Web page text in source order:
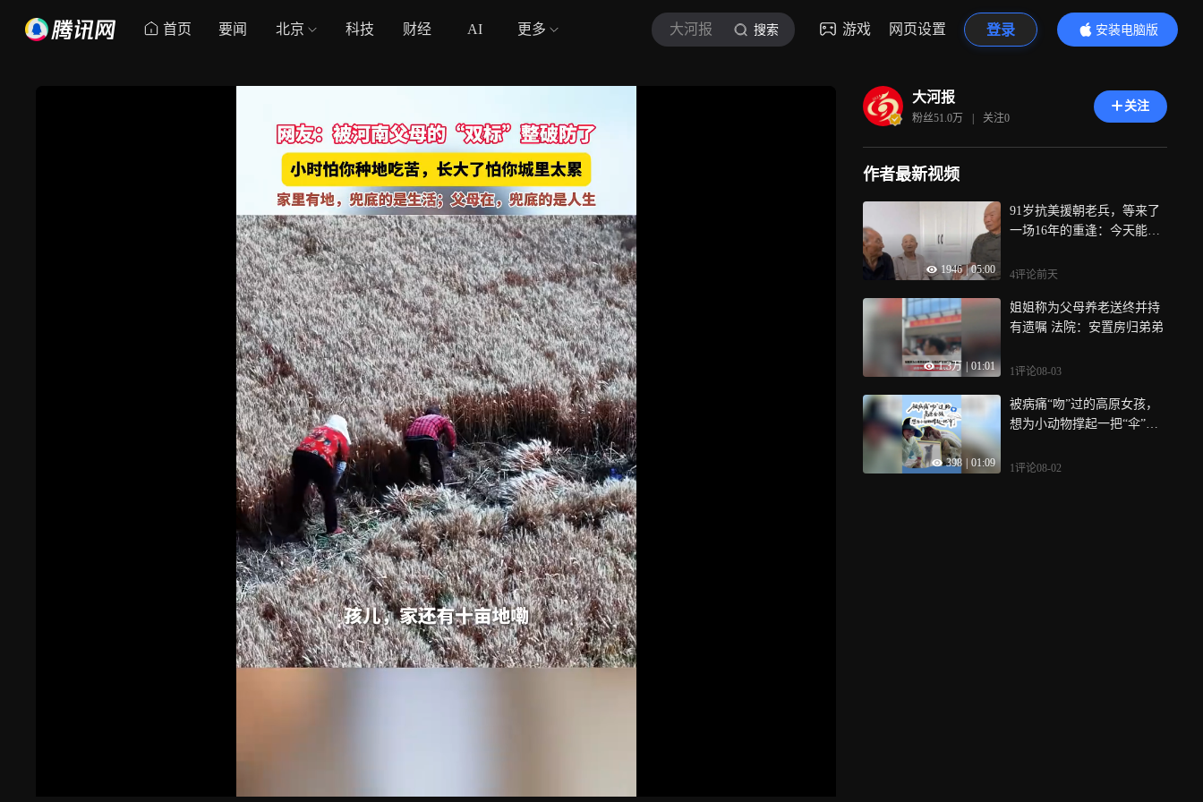
首页 要闻 北京 科技 财经 AI 更多 大河报 搜索 游戏 网页设置 登录
安装电脑版
内容更精彩
大河报
粉丝51.0万 | 关注0
关注
作者最新视频
1946 05:00
91岁抗美援朝老兵，等来了
一场16年的重逢：今天能坐
4评论前天
1.3万 01:01
姐姐称为父母养老送终并持
有遗嘱 法院：安置房归弟弟
1评论08-03
398 01:09
被病痛“吻”过的高原女孩，
想为小动物撑起一把“伞”！
县的白玛德吉，今年20岁，
1评论08-02